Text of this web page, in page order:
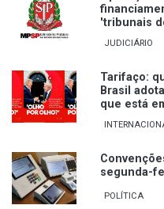
'tribunais
JUDICIÁRIO
Tarifaço:
Brasil
que está
segunda-
POLÍTICA